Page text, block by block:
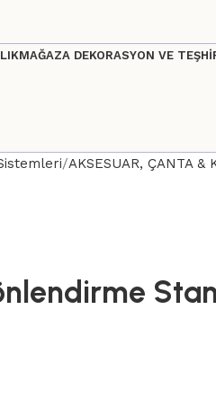
MAĞAZA DEKORASYON VE
AKSESUAR, ÇANTA &